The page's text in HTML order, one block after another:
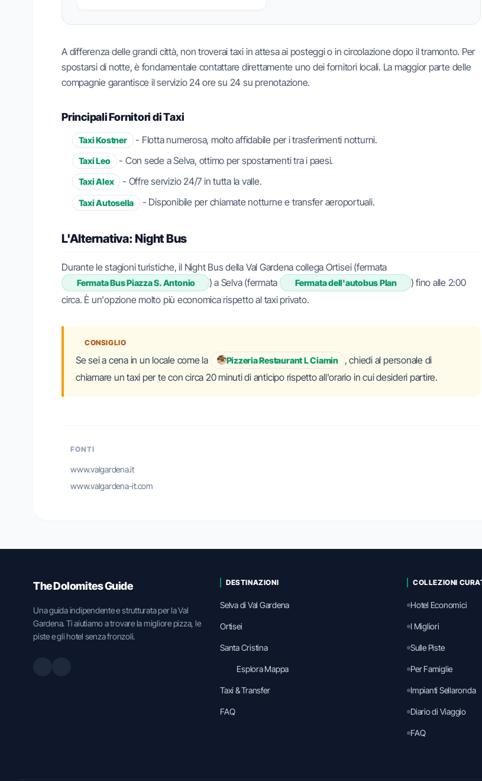
A differenza delle grandi città, non troverai taxi in attesa ai posteggi o in circolazione dopo il tramonto. Per
spostarsi di notte, è fondamentale contattare direttamente uno dei fornitori locali. La maggior parte delle
compagnie garantisce il servizio 24 ore su 24 su prenotazione.
Principali Fornitori di Taxi
Taxi Kostner - Flotta numerosa, molto affidabile per i trasferimenti notturni.
Taxi Leo - Con sede a Selva, ottimo per spostamenti tra i paesi.
Taxi Alex - Offre servizio 24/7 in tutta la valle.
Taxi Autosella - Disponibile per chiamate notturne e transfer aeroportuali.
L'Alternativa: Night Bus
Durante le stagioni turistiche, il Night Bus della Val Gardena collega Ortisei (fermata
Fermata Bus Piazza S. Antonio ) a Selva (fermata Fermata dell'autobus Plan
) fino alle 2:00
circa. È un'opzione molto più economica rispetto al taxi privato.
CONSIGLIO
Se sei a cena in un locale come la Pizzeria Restaurant L Ciamin
, chiedi al personale di
chiamare un taxi per te con circa 20 minuti di anticipo rispetto all'orario in cui desideri partire.
FONTI
www.valgardena.it
www.valgardena-it.com
The Dolomites Guide
Una guida indipendente e strutturata per la Val
Gardena. Ti aiutiamo a trovare la migliore pizza, le
piste e gli hotel senza fronzoli.
DESTINAZIONI
Selva di Val Gardena
Ortisei
Santa Cristina
Esplora Mappa
Taxi & Transfer
FAQ
COLLEZIONI
Hotel Economici
I Migliori
Sulle Piste
Per Famiglie
Impianti Sellaronda
Diario di Viaggio
FAQ